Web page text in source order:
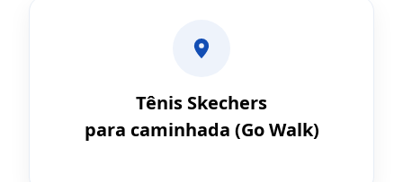
Tênis Skechers
para caminhada (Go Walk)